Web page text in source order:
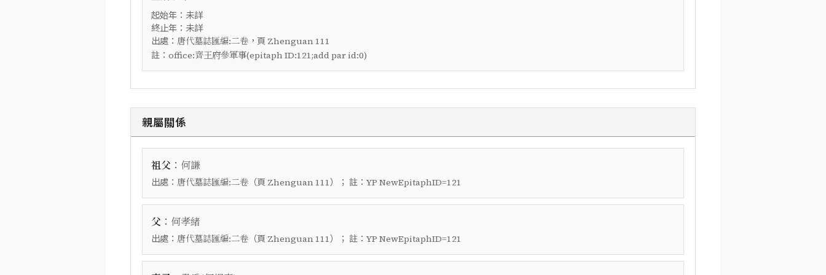
起始年：未詳
終止年：未詳
出處： 唐代墓誌匯編:二卷 ，頁 Zhenguan 111
註： office:齊王府參軍事(epitaph ID:121;add par id:0)
親屬關係
祖父 ： 何謙
出處： 唐代墓誌匯編:二卷 （頁 Zhenguan 111）； 註： YP NewEpitaphID=121
父 ： 何孝緒
出處： 唐代墓誌匯編:二卷 （頁 Zhenguan 111）； 註： YP NewEpitaphID=121